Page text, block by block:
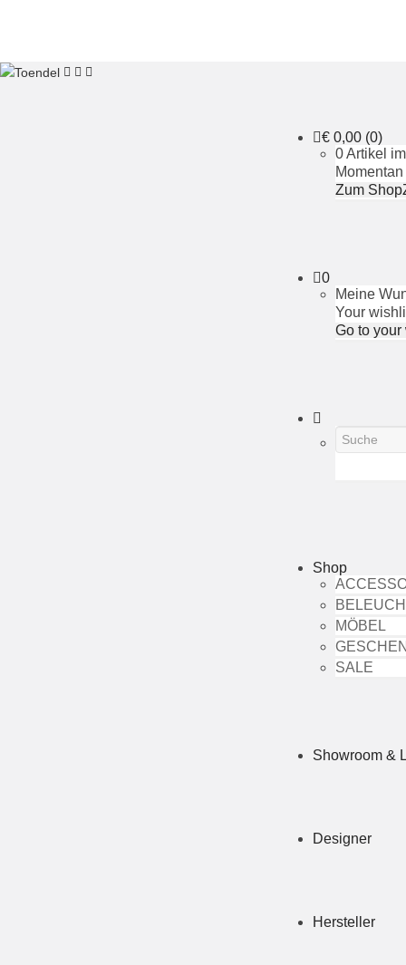
€ 0,00 (0)
0 Artikel
Zum Shop
0
Meine
Your
Go to
Shop
MÖBEL
SALE
Showroom &
Designer
Hersteller